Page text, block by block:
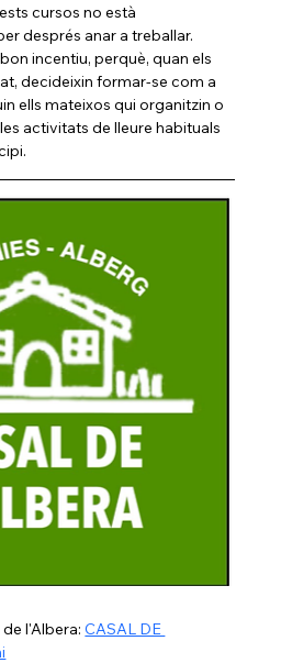
cursos no està
després anar a treballar.
incentiu, perquè, quan els
decideixin formar-se com a
ells mateixos qui organitzin o
activitats de lleure habituals
de l'Albera: CASAL DE